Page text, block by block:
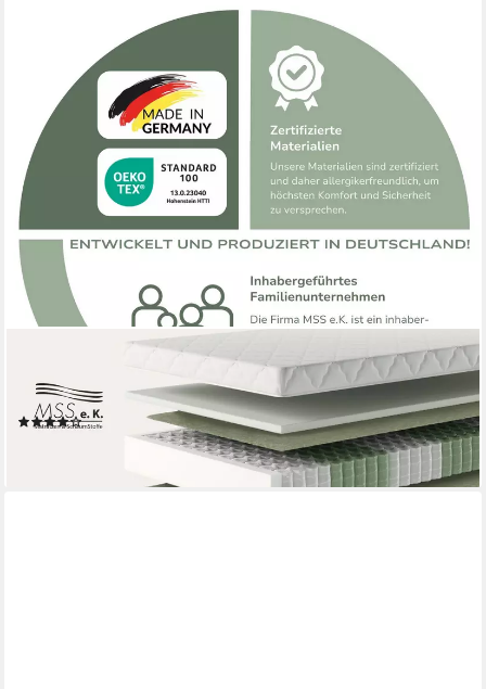
Taschenfederkernmatratze MEDIC H2 / H3 / H4 / H5 / H5-XL,
20 cm hoch, Höhe: ca. 21 cm, 90 x 200 cm, H5
(146)
lieferbar - in 4-5 Werktagen bei dir